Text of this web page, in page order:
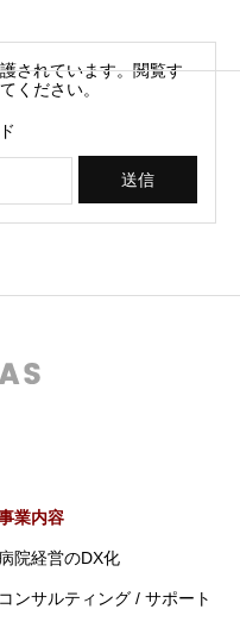
されています。閲覧す
ください。
業内容
院経営のDX化
コンサルティング / サポート